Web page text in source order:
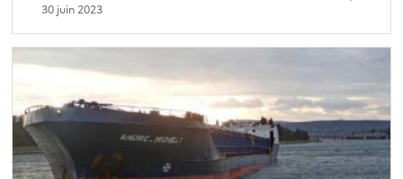
30 juin 2023